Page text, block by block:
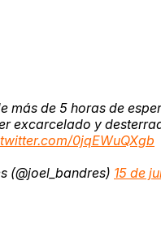
más de 5 horas de
excarcelado y
0jqEWuQXgb
(@joel_bandres) 15 de